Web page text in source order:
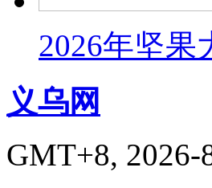
2026年坚果
义乌网
GMT+8, 2026-